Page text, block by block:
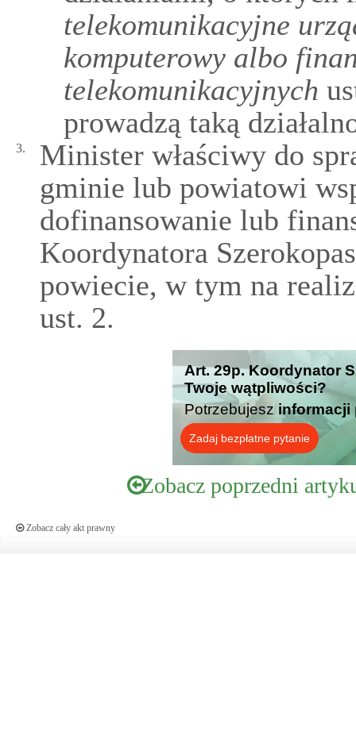
telekomunikacyjne
komputerowy albo
telekomunikacyjnych
prowadzą taką
3.
Minister właściwy do
gminie lub powiatowi
dofinansowanie lub
Koordynatora
powiecie, w tym na
ust. 2.
Art. 29p. Koordynator
Twoje wątpliwości?
Potrzebujesz informacji
Zadaj bezpłatne pytanie
Zobacz poprzedni
Zobacz cały akt prawny